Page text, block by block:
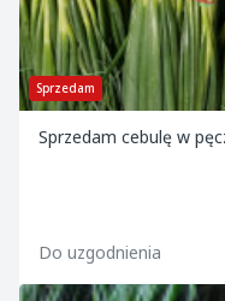
Sprzedam
Sprzedam cebulę w
Do uzgodnienia